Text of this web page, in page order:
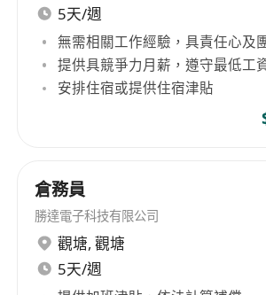
識庫，提升整體服務一致性。
配合營運節奏，在旺季（如節日
期間）彈性支援加班及輪值安排
不中斷。
具備中學畢業或以上學歷，粵語
及書面中文獨立處理客戶溝通；
能力者優先（能理解物流相關英
示即可）。
擁有1年以上客戶服務、物流支
5天/週
無需相關工作經驗，具責任心及
提供具競爭力月薪，遵守最低工
安排住宿或提供住宿津貼
倉務員
勝達電子科技有限公司
觀塘, 觀塘
5天/週